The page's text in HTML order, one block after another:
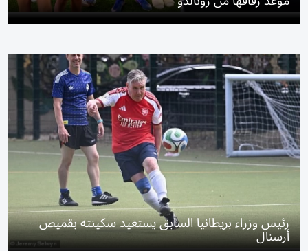
رئيس وزراء بريطانيا السابق يستعيد سكينته بقميص
أرسنال